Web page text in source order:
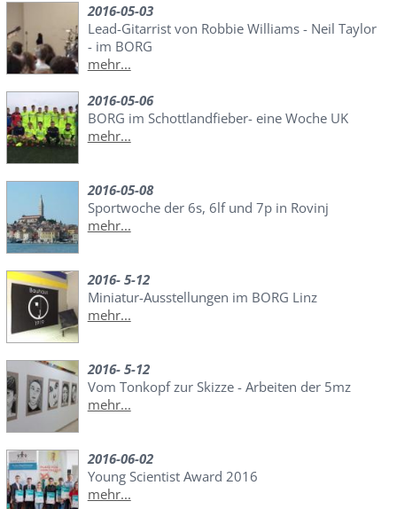
2016-05-03
Lead-Gitarrist von Robbie Williams - Neil Taylor
- im BORG
mehr...
2016-05-06
BORG im Schottlandfieber- eine Woche UK
mehr...
2016-05-08
Sportwoche der 6s, 6lf und 7p in Rovinj
mehr...
2016- 5-12
Miniatur-Ausstellungen im BORG Linz
mehr...
2016- 5-12
Vom Tonkopf zur Skizze - Arbeiten der 5mz
mehr...
2016-06-02
Young Scientist Award 2016
mehr...